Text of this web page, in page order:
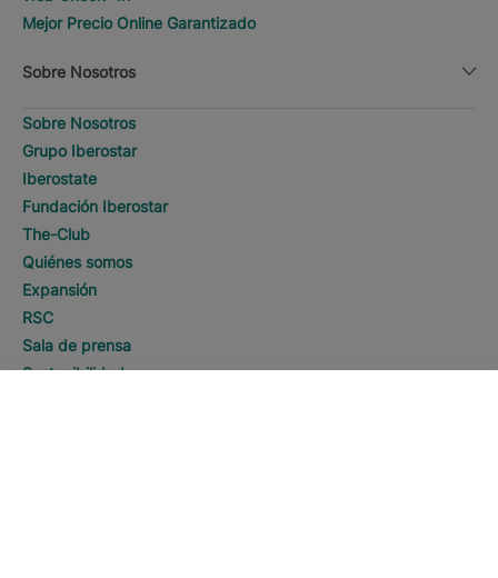
Mejor Precio Online Garantizado
Sobre Nosotros
Sobre Nosotros
Grupo Iberostar
Iberostate
Fundación Iberostar
The-Club
Quiénes somos
Expansión
RSC
Sala de prensa
Sostenibilidad